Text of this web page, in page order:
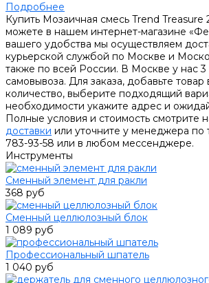
Подробнее
Купить Мозаичная смесь Trend Treasure
можете в нашем интернет-магазине
вашего удобства мы осуществляем
курьерской службой по Москве и
также по всей России. В Москве у нас 3
самовывоза. Для заказа, добавьте товар
количество, выберите подходящий
необходимости укажите адрес и
Полные условия и стоимость смотрите
доставки или уточните у менеджера по
783-93-58 или в любом мессенджере.
Инструменты
Сменный элемент для ракли
368 руб
Сменный целлюлозный блок
1 089 руб
Профессиональный шпатель
1 040 руб